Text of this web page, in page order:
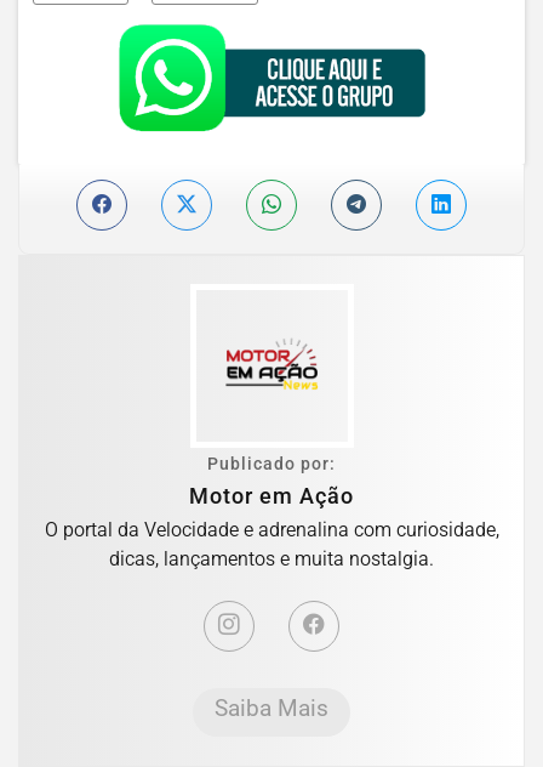
Publicado por:
Motor em Ação
O portal da Velocidade e adrenalina com curiosidade,
dicas, lançamentos e muita nostalgia.
Saiba Mais